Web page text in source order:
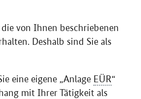
von Ihnen beschriebenen
Deshalb sind Sie als
eine eigene „Anlage EÜR“
mit Ihrer Tätigkeit als